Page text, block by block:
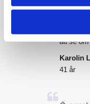
bra att
att se
Karolin
41 år